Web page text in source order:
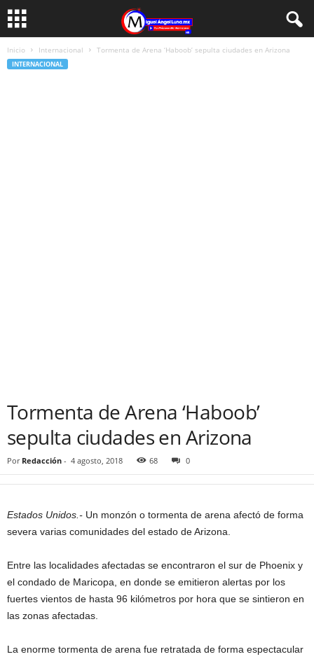
Inicio Internacional Tormenta de Arena ‘Haboob’ sepulta ciudades en Arizona
INTERNACIONAL
Tormenta de Arena ‘Haboob’
sepulta ciudades en Arizona
Por Redacción - 4 agosto, 2018 68 0
Estados Unidos.- Un monzón o tormenta de arena afectó de forma
severa varias comunidades del estado de Arizona.
Entre las localidades afectadas se encontraron el sur de Phoenix y
el condado de Maricopa, en donde se emitieron alertas por los
fuertes vientos de hasta 96 kilómetros por hora que se sintieron en
las zonas afectadas.
La enorme tormenta de arena fue retratada de forma espectacular